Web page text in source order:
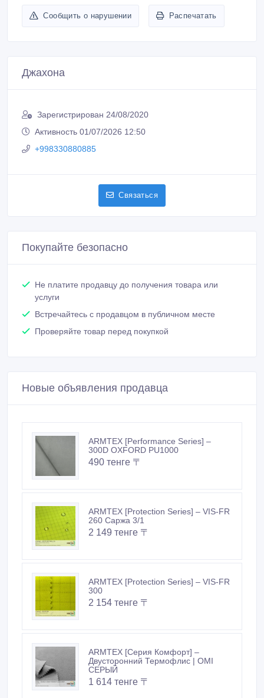
Сообщить о нарушении Распечатать
Джахона
Зарегистрирован 24/08/2020
Активность 01/07/2026 12:50
+998330880885
Связаться
Покупайте безопасно
Не платите продавцу до получения товара или
услуги
Встречайтесь с продавцом в публичном месте
Проверяйте товар перед покупкой
Новые объявления продавца
ARMTEX [Performance Series] –
300D OXFORD PU1000
490 тенге 〒
ARMTEX [Protection Series] – VIS-FR
260 Саржа 3/1
2 149 тенге 〒
ARMTEX [Protection Series] – VIS-FR
300
2 154 тенге 〒
ARMTEX [Серия Комфорт] –
Двусторонний Термофлис | OMI
СЕРЫЙ
1 614 тенге 〒